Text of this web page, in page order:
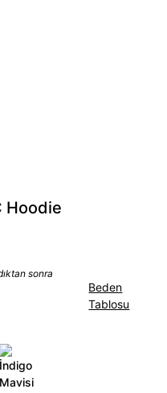
Hoodie
sonra
Beden
Tablosu